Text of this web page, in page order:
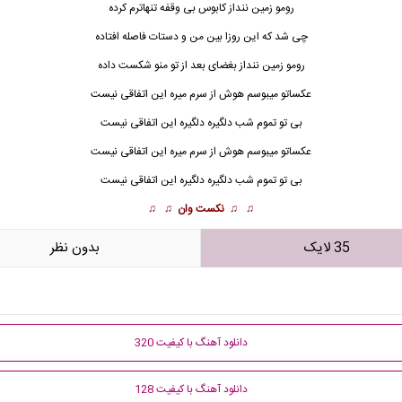
رومو زمین ننداز کابوس بی وقفه تنهاترم کرده
چی شد که این روزا بین من و دستات فاصله افتاده
رومو زمین ننداز بغضای بعد از تو منو شکست داده
عکساتو میبوسم هوش از سرم میره این اتفاقی نیست
بی تو تموم شب دلگیره دلگیره این اتفاقی نیست
عکساتو میبوسم هوش از سرم میره این اتفاقی نیست
بی تو تموم شب دلگیره دلگیره این اتفاقی نیست
♫ ♫ نکست وان ♫ ♫
35 لایک بدون نظر
دانلود آهنگ با کیفیت 320
دانلود آهنگ با کیفیت 128